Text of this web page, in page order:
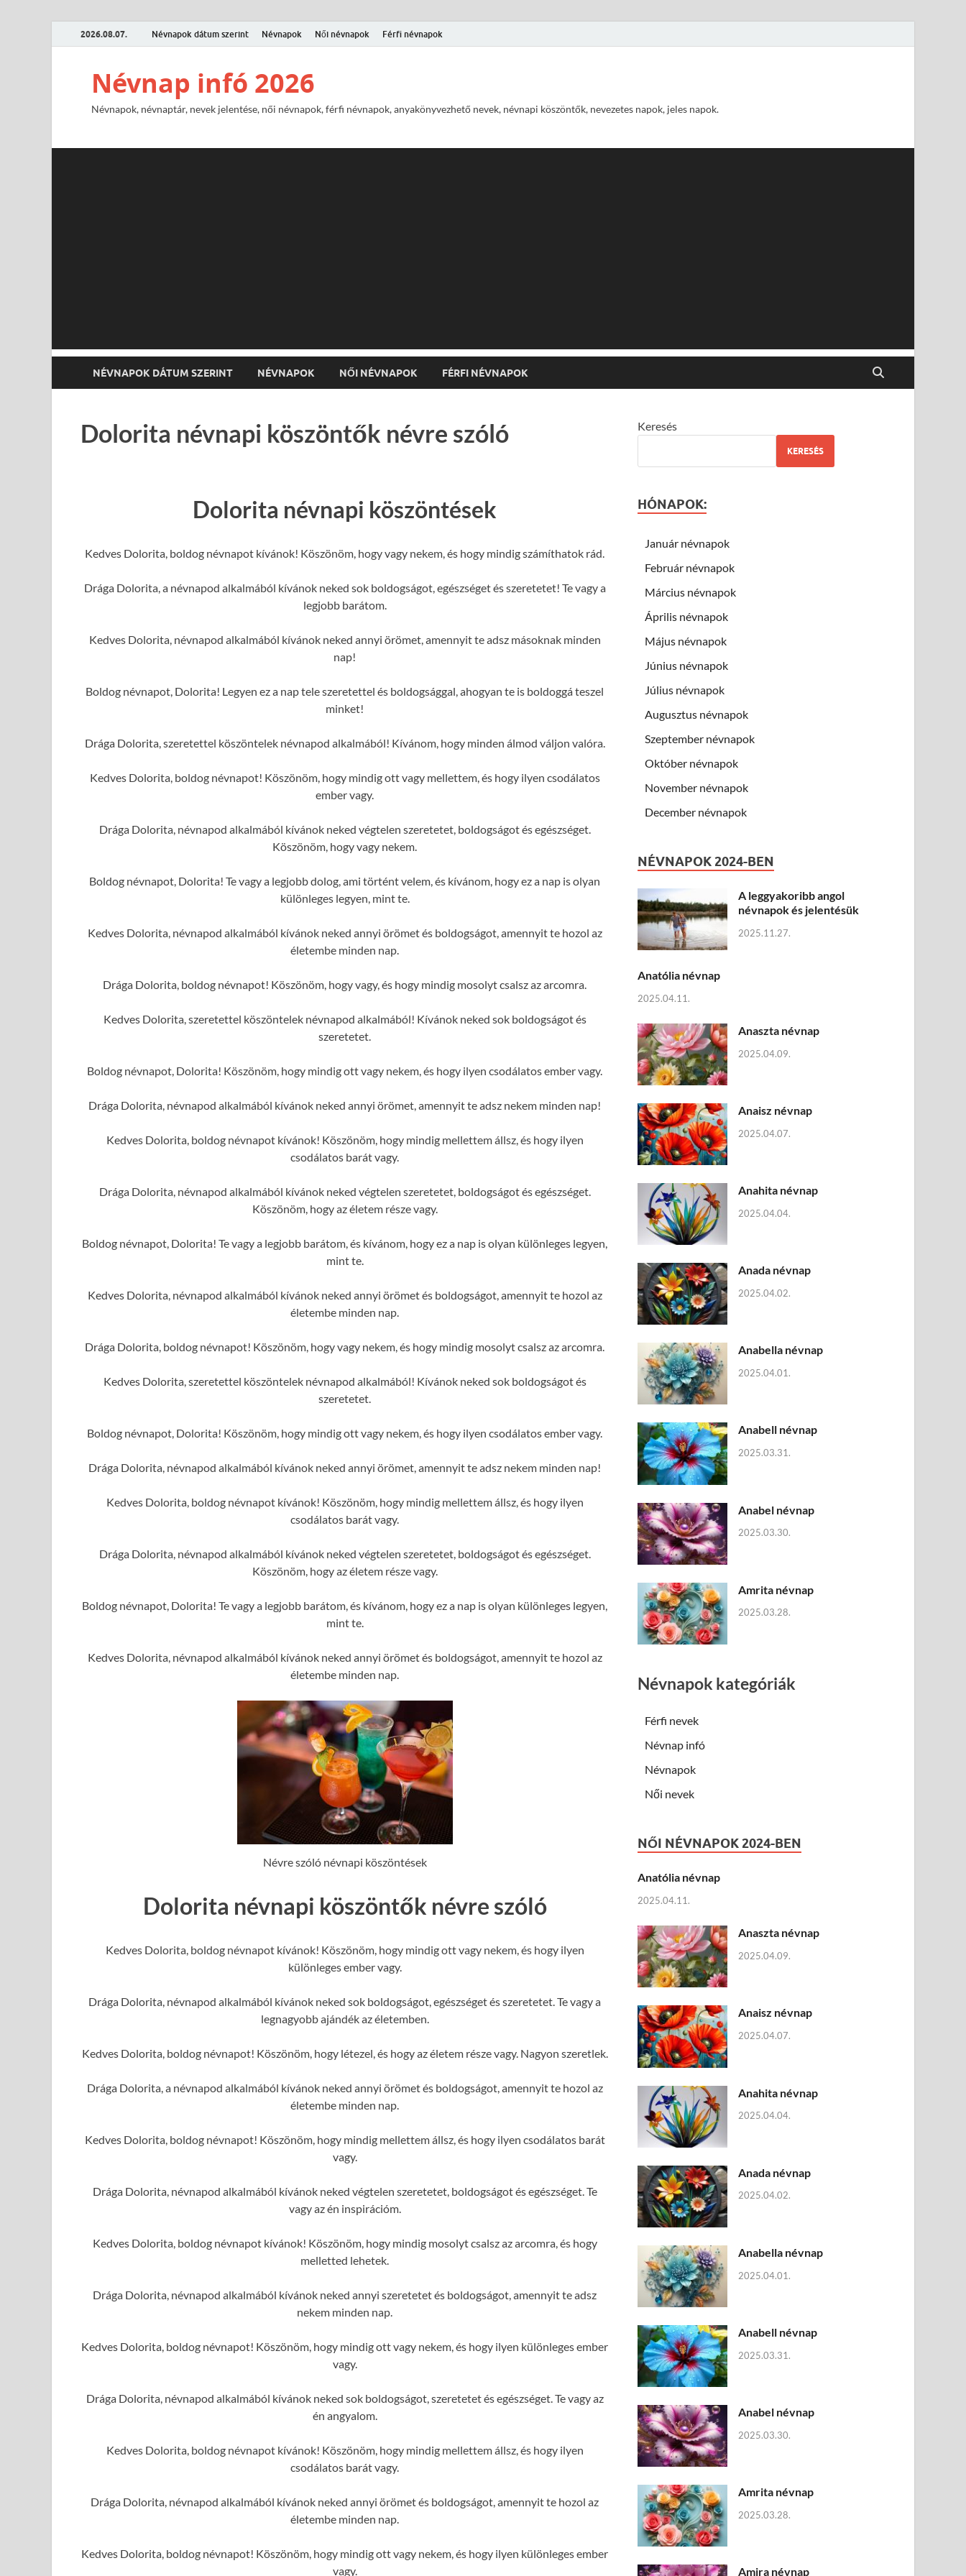
2026.08.07. Névnapok dátum szerint Névnapok Női névnapok Férfi névnapok
Névnap infó 2026
Névnapok, névnaptár, nevek jelentése, női névnapok, férfi névnapok, anyakönyvezhető nevek, névnapi köszöntők, nevezetes napok, jeles napok.
NÉVNAPOK DÁTUM SZERINT NÉVNAPOK NŐI NÉVNAPOK FÉRFI NÉVNAPOK
Dolorita névnapi köszöntők névre szóló
Dolorita névnapi köszöntések
Kedves Dolorita, boldog névnapot kívánok! Köszönöm, hogy vagy nekem, és hogy mindig számíthatok rád.
Drága Dolorita, a névnapod alkalmából kívánok neked sok boldogságot, egészséget és szeretetet! Te vagy a
legjobb barátom.
Kedves Dolorita, névnapod alkalmából kívánok neked annyi örömet, amennyit te adsz másoknak minden
nap!
Boldog névnapot, Dolorita! Legyen ez a nap tele szeretettel és boldogsággal, ahogyan te is boldoggá teszel
minket!
Drága Dolorita, szeretettel köszöntelek névnapod alkalmából! Kívánom, hogy minden álmod váljon valóra.
Kedves Dolorita, boldog névnapot! Köszönöm, hogy mindig ott vagy mellettem, és hogy ilyen csodálatos
ember vagy.
Drága Dolorita, névnapod alkalmából kívánok neked végtelen szeretetet, boldogságot és egészséget.
Köszönöm, hogy vagy nekem.
Boldog névnapot, Dolorita! Te vagy a legjobb dolog, ami történt velem, és kívánom, hogy ez a nap is olyan
különleges legyen, mint te.
Kedves Dolorita, névnapod alkalmából kívánok neked annyi örömet és boldogságot, amennyit te hozol az
életembe minden nap.
Drága Dolorita, boldog névnapot! Köszönöm, hogy vagy, és hogy mindig mosolyt csalsz az arcomra.
Kedves Dolorita, szeretettel köszöntelek névnapod alkalmából! Kívánok neked sok boldogságot és
szeretetet.
Boldog névnapot, Dolorita! Köszönöm, hogy mindig ott vagy nekem, és hogy ilyen csodálatos ember vagy.
Drága Dolorita, névnapod alkalmából kívánok neked annyi örömet, amennyit te adsz nekem minden nap!
Kedves Dolorita, boldog névnapot kívánok! Köszönöm, hogy mindig mellettem állsz, és hogy ilyen
csodálatos barát vagy.
Drága Dolorita, névnapod alkalmából kívánok neked végtelen szeretetet, boldogságot és egészséget.
Köszönöm, hogy az életem része vagy.
Boldog névnapot, Dolorita! Te vagy a legjobb barátom, és kívánom, hogy ez a nap is olyan különleges legyen,
mint te.
Kedves Dolorita, névnapod alkalmából kívánok neked annyi örömet és boldogságot, amennyit te hozol az
életembe minden nap.
Drága Dolorita, boldog névnapot! Köszönöm, hogy vagy nekem, és hogy mindig mosolyt csalsz az arcomra.
Kedves Dolorita, szeretettel köszöntelek névnapod alkalmából! Kívánok neked sok boldogságot és
szeretetet.
Boldog névnapot, Dolorita! Köszönöm, hogy mindig ott vagy nekem, és hogy ilyen csodálatos ember vagy.
Drága Dolorita, névnapod alkalmából kívánok neked annyi örömet, amennyit te adsz nekem minden nap!
Kedves Dolorita, boldog névnapot kívánok! Köszönöm, hogy mindig mellettem állsz, és hogy ilyen
csodálatos barát vagy.
Drága Dolorita, névnapod alkalmából kívánok neked végtelen szeretetet, boldogságot és egészséget.
Köszönöm, hogy az életem része vagy.
Boldog névnapot, Dolorita! Te vagy a legjobb barátom, és kívánom, hogy ez a nap is olyan különleges legyen,
mint te.
Kedves Dolorita, névnapod alkalmából kívánok neked annyi örömet és boldogságot, amennyit te hozol az
életembe minden nap.
Névre szóló névnapi köszöntések
Dolorita névnapi köszöntők névre szóló
Kedves Dolorita, boldog névnapot kívánok! Köszönöm, hogy mindig ott vagy nekem, és hogy ilyen
különleges ember vagy.
Drága Dolorita, névnapod alkalmából kívánok neked sok boldogságot, egészséget és szeretetet. Te vagy a
legnagyobb ajándék az életemben.
Kedves Dolorita, boldog névnapot! Köszönöm, hogy létezel, és hogy az életem része vagy. Nagyon szeretlek.
Drága Dolorita, a névnapod alkalmából kívánok neked annyi örömet és boldogságot, amennyit te hozol az
életembe minden nap.
Kedves Dolorita, boldog névnapot! Köszönöm, hogy mindig mellettem állsz, és hogy ilyen csodálatos barát
vagy.
Drága Dolorita, névnapod alkalmából kívánok neked végtelen szeretetet, boldogságot és egészséget. Te
vagy az én inspirációm.
Kedves Dolorita, boldog névnapot kívánok! Köszönöm, hogy mindig mosolyt csalsz az arcomra, és hogy
melletted lehetek.
Drága Dolorita, névnapod alkalmából kívánok neked annyi szeretetet és boldogságot, amennyit te adsz
nekem minden nap.
Kedves Dolorita, boldog névnapot! Köszönöm, hogy mindig ott vagy nekem, és hogy ilyen különleges ember
vagy.
Drága Dolorita, névnapod alkalmából kívánok neked sok boldogságot, szeretetet és egészséget. Te vagy az
én angyalom.
Kedves Dolorita, boldog névnapot kívánok! Köszönöm, hogy mindig mellettem állsz, és hogy ilyen
csodálatos barát vagy.
Drága Dolorita, névnapod alkalmából kívánok neked annyi örömet és boldogságot, amennyit te hozol az
életembe minden nap.
Kedves Dolorita, boldog névnapot! Köszönöm, hogy mindig ott vagy nekem, és hogy ilyen különleges ember
vagy.
Keresés
KERESÉS
HÓNAPOK:
Január névnapok
Február névnapok
Március névnapok
Április névnapok
Május névnapok
Június névnapok
Július névnapok
Augusztus névnapok
Szeptember névnapok
Október névnapok
November névnapok
December névnapok
NÉVNAPOK 2024-BEN
A leggyakoribb angol
névnapok és jelentésük
2025.11.27.
Anatólia névnap
2025.04.11.
Anaszta névnap
2025.04.09.
Anaisz névnap
2025.04.07.
Anahita névnap
2025.04.04.
Anada névnap
2025.04.02.
Anabella névnap
2025.04.01.
Anabell névnap
2025.03.31.
Anabel névnap
2025.03.30.
Amrita névnap
2025.03.28.
Névnapok kategóriák
Férfi nevek
Névnap infó
Névnapok
Női nevek
NŐI NÉVNAPOK 2024-BEN
Anatólia névnap
2025.04.11.
Anaszta névnap
2025.04.09.
Anaisz névnap
2025.04.07.
Anahita névnap
2025.04.04.
Anada névnap
2025.04.02.
Anabella névnap
2025.04.01.
Anabell névnap
2025.03.31.
Anabel névnap
2025.03.30.
Amrita névnap
2025.03.28.
Amira névnap